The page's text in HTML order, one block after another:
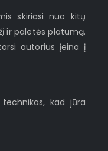
skiriasi nuo kitų
ir paletės platumą.
autorius įeina į
kad jūra